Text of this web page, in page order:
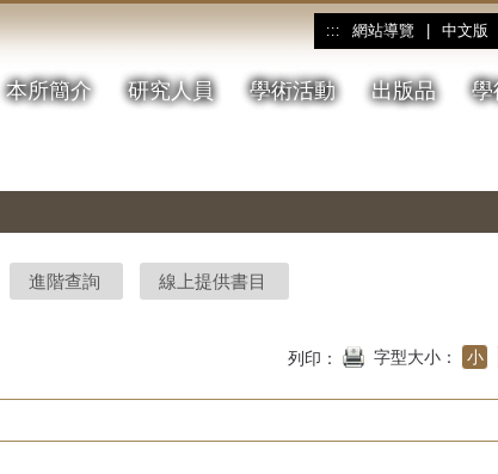
::: 網站導覽 中文版
本所簡介 研究人員 學術活動 出版品 學
進階查詢 線上提供書目
列印： 字型大小： 小